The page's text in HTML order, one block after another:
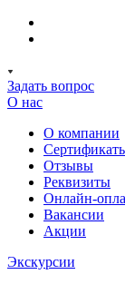
Задать вопрос
О нас
О компании
Отзывы
Реквизиты
Онлайн-
Вакансии
Акции
Экскурсии